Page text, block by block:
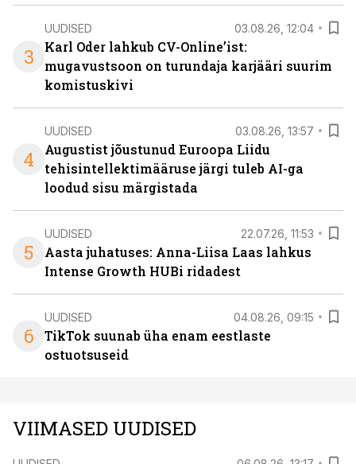
3
UUDISED 03.08.26, 12:04
Karl Oder lahkub CV-Online’ist:
mugavustsoon on turundaja karjääri suurim
komistuskivi
4
UUDISED 03.08.26, 13:57
Augustist jõustunud Euroopa Liidu
tehisintellektimääruse järgi tuleb AI-ga
loodud sisu märgistada
5
UUDISED 22.07.26, 11:53
Aasta juhatuses: Anna-Liisa Laas lahkus
Intense Growth HUBi ridadest
6
UUDISED 04.08.26, 09:15
TikTok suunab üha enam eestlaste
ostuotsuseid
VIIMASED UUDISED